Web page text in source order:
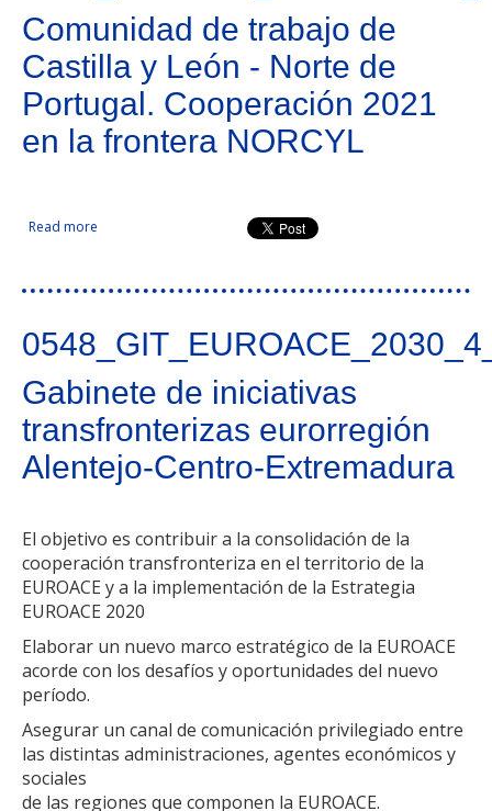
Comunidad de trabajo de
Castilla y León - Norte de
Portugal. Cooperación 2021
en la frontera NORCYL
Read more about Comunidad de trabajo de Castilla y León - Norte de
Portugal. Cooperación 2021 en la frontera NORCYL
Gabinete de iniciativas
transfronterizas eurorregión
Alentejo-Centro-Extremadura
El objetivo es contribuir a la consolidación de la
cooperación transfronteriza en el territorio de la
EUROACE y a la implementación de la Estrategia
EUROACE 2020
Elaborar un nuevo marco estratégico de la EUROACE
acorde con los desafíos y oportunidades del nuevo
período.
Asegurar un canal de comunicación privilegiado entre
las distintas administraciones, agentes económicos y
sociales
de las regiones que componen la EUROACE.